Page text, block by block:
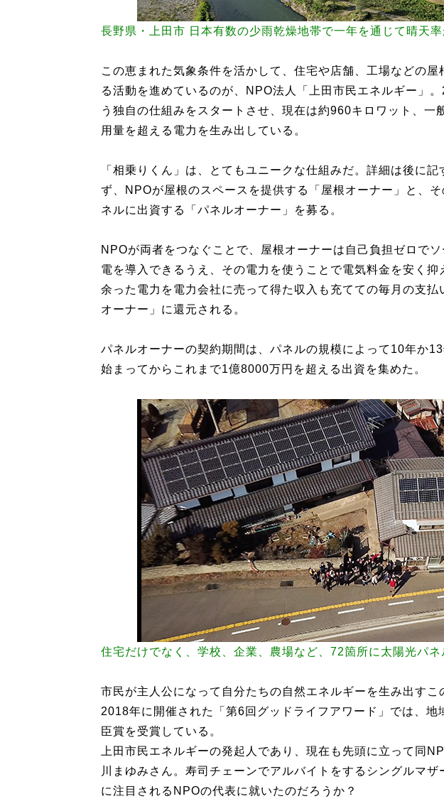
長野県・上田市 日本有数の少雨乾燥地帯で一年を通じて晴天率
この恵まれた気象条件を活かして、住宅や店舗、工場などの
る活動を進めているのが、NPO法人「上田市民エネルギー」
う独自の仕組みをスタートさせ、現在は約960キロワット、一
用量を超える電力を生み出している。
「相乗りくん」は、とてもユニークな仕組みだ。詳細は後に
ず、NPOが屋根のスペースを提供する「屋根オーナー」と、
ネルに出資する「パネルオーナー」を募る。
NPOが両者をつなぐことで、屋根オーナーは自己負担ゼロで
電を導入できるうえ、その電力を使うことで電気料金を安く抑
余った電力を電力会社に売って得た収入も充てての毎月の支
オーナー」に還元される。
パネルオーナーの契約期間は、パネルの規模によって10年か
始まってからこれまで1億8000万円を超える出資を集めた。
住宅だけでなく、学校、企業、農場など、72箇所に太陽光パネ
市民が主人公になって自分たちの自然エネルギーを生み出すこ
2018年に開催された「第6回グッドライフアワード」では、地
臣賞を受賞している。
上田市民エネルギーの発起人であり、現在も先頭に立って同
川まゆみさん。寿司チェーンでアルバイトをするシングルマ
に注目されるNPOの代表に就いたのだろうか？